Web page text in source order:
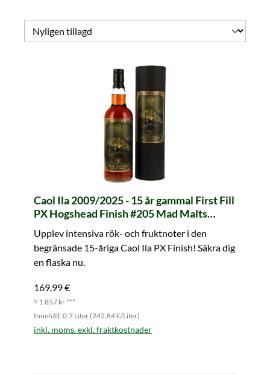
Caol Ila 2009/2025 - 15 år gammal First Fill
PX Hogshead Finish #205 Mad Malts
Upplev intensiva rök- och fruktnoter i den
begränsade 15-åriga Caol Ila PX Finish! Säkra dig
en flaska nu.
169,99 €
≈ 1 857 kr ***
Innehåll: 0.7 Liter (242,84 €/Liter)
inkl. moms. exkl. fraktkostnader